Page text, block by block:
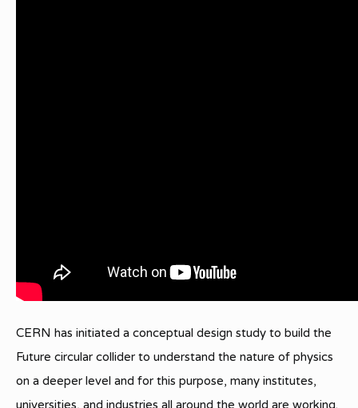
CERN has initiated a conceptual design study to build the
Future circular collider to understand the nature of physics
on a deeper level and for this purpose, many institutes,
universities, and industries all around the world are working.